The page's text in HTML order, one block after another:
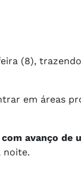
(8), trazendo
em áreas
avanço de
noite.